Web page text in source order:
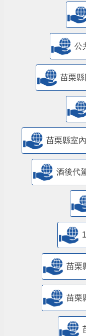
公
苗栗
苗栗縣室
酒後代
苗栗
苗栗